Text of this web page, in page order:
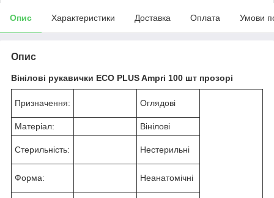
Опис Характеристики Доставка Оплата Умови
Опис
Вінілові рукавички ECO PLUS Ampri 100 шт прозорі
Призначення: Оглядові
Матеріал: Вінілові
Стерильність: Нестерильні
Форма: Неанатомічні